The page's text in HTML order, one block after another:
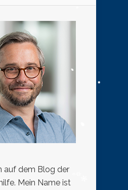
auf dem Blog der
Mein Name ist